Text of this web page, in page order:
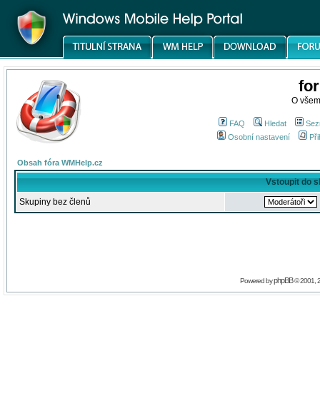
O
FAQ Hledat
Osobní nastavení
Obsah fóra WMHelp.cz
Vstoupit do
Skupiny bez členů
Powered byphpBB© 2001,